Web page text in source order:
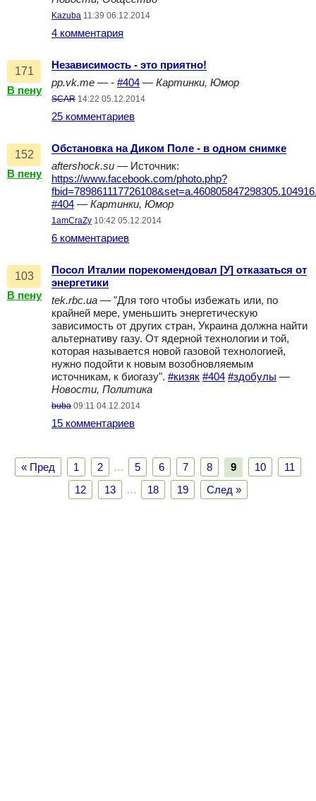
Kazuba 11:39 06.12.2014
4 комментария
171
В пену
Независимость - это приятно!
pp.vk.me — - #404 — Картинки, Юмор
SCAR 14:22 05.12.2014
25 комментариев
152
В пену
Обстановка на Диком Поле - в одном снимке
aftershock.su — Источник:
https://www.facebook.com/photo.php?
#404 — Картинки, Юмор
1amCraZy 10:42 05.12.2014
6 комментариев
103
В пену
Посол Италии порекомендовал [У] отказаться от
энергетики
tek.rbc.ua — "Для того чтобы избежать или, по
крайней мере, уменьшить энергетическую
зависимость от других стран, Украина должна найти
альтернативу газу. От ядерной технологии и той,
которая называется новой газовой технологией,
нужно подойти к новым возобновляемым
источникам, к биогазу". #кизяк #404 #здобулы —
Новости, Политика
buba 09:11 04.12.2014
15 комментариев
« Пред 1 2 … 5 6 7 8 9 10
11
12
13 … 18 19 След »